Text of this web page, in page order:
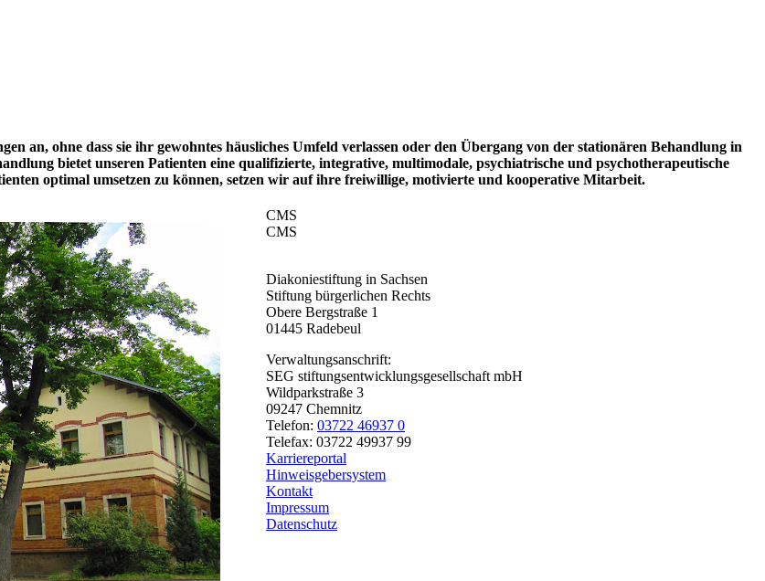
an, ohne dass sie ihr gewohntes häusliches Umfeld verlassen oder den Übergang von der stationären Behandlung in
bietet unseren Patienten eine qualifizierte, integrative, multimodale, psychiatrische und psychotherapeutische
optimal umsetzen zu können, setzen wir auf ihre freiwillige, motivierte und kooperative Mitarbeit.
CMS
CMS
Diakoniestiftung in Sachsen
Stiftung bürgerlichen Rechts
Obere Bergstraße 1
01445 Radebeul
Verwaltungsanschrift:
SEG stiftungsentwicklungsgesellschaft mbH
Wildparkstraße 3
09247 Chemnitz
Telefon: 03722 46937 0
Telefax: 03722 49937 99
Karriereportal
Hinweisgebersystem
Kontakt
Impressum
Datenschutz